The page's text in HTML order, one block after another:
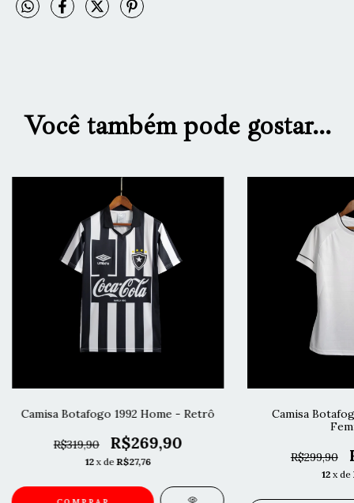
Você também pode gostar...
Camisa Botafogo 1992 Home - Retrô
R$319,90 R$269,90
12 x deR$27,76
Camisa
R$299,90
12 x de